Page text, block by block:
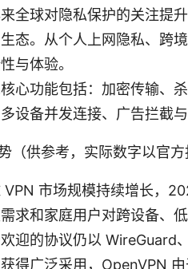
全球对隐私保护的关注提
态。从个人上网隐私、跨
与体验。
心功能包括：加密传输、
设备并发连接、广告拦截
（供参考，实际数字以官方
VPN 市场规模持续增长，
求和家庭用户对跨设备、
迎的协议仍以 WireGuard
得广泛采用，OpenVPN